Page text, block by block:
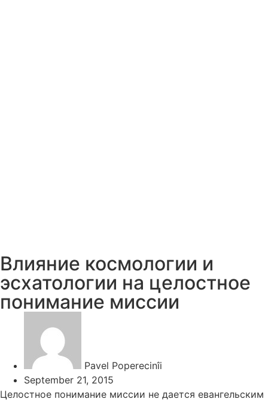
Влияние космологии и
эсхатологии на целостное
понимание миссии
Pavel Poperecinîi
September 21, 2015
Целостное понимание миссии не дается евангельским